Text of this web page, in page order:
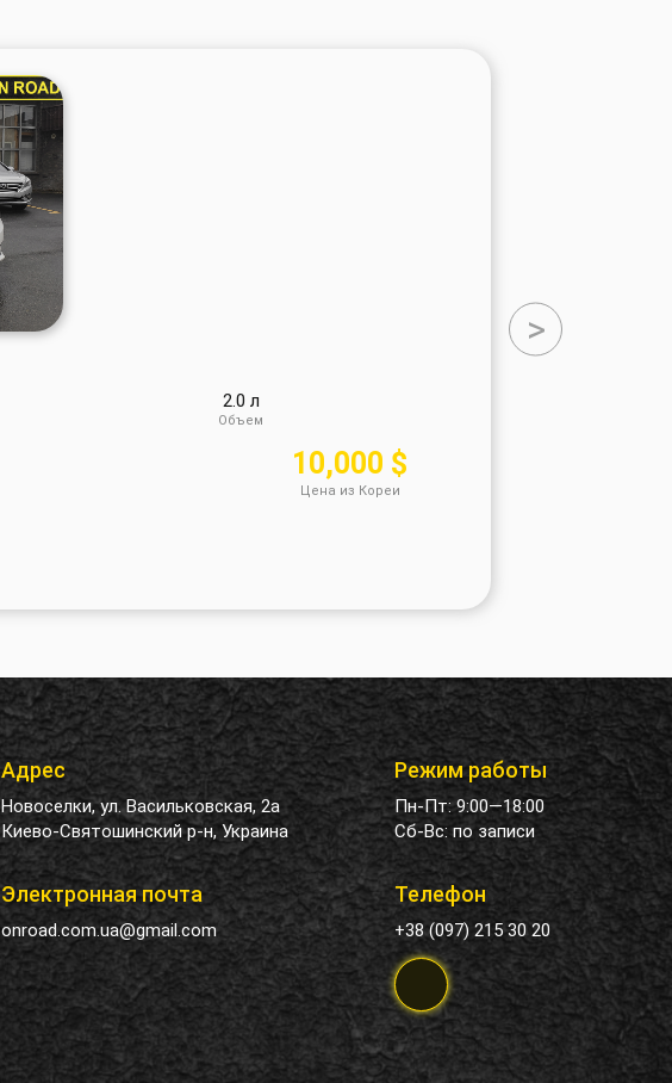
2.0 л
Объем
10,000 $
Цена из Кореи
>
Адрес
Новоселки, ул. Васильковская, 2а
Киево-Святошинский р-н, Украина
Электронная почта
onroad.com.ua@gmail.com
Режим работы
Пн-Пт: 9:00—18:00
Сб-Вс: по записи
Телефон
+38 (097) 215 30 20